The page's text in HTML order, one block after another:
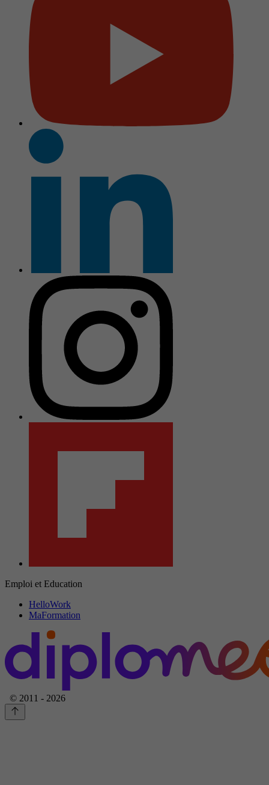
Emploi et Education
HelloWork
MaFormation
© 2011 - 2026